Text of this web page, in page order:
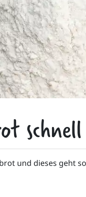
schnell
und dieses geht